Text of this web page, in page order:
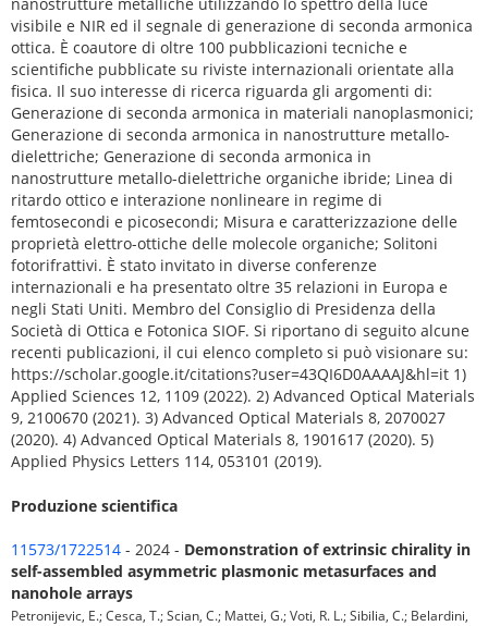
visibile e NIR ed il segnale di generazione di seconda armonica
ottica. È coautore di oltre 100 pubblicazioni tecniche e
scientifiche pubblicate su riviste internazionali orientate alla
fisica. Il suo interesse di ricerca riguarda gli argomenti di:
Generazione di seconda armonica in materiali nanoplasmonici;
Generazione di seconda armonica in nanostrutture metallo-
dielettriche; Generazione di seconda armonica in
nanostrutture metallo-dielettriche organiche ibride; Linea di
ritardo ottico e interazione nonlineare in regime di
femtosecondi e picosecondi; Misura e caratterizzazione delle
proprietà elettro-ottiche delle molecole organiche; Solitoni
fotorifrattivi. È stato invitato in diverse conferenze
internazionali e ha presentato oltre 35 relazioni in Europa e
negli Stati Uniti. Membro del Consiglio di Presidenza della
Società di Ottica e Fotonica SIOF. Si riportano di seguito alcune
recenti publicazioni, il cui elenco completo si può visionare su:
https://scholar.google.it/citations?user=43QI6D0AAAAJ&hl=it 1)
Applied Sciences 12, 1109 (2022). 2) Advanced Optical Materials
9, 2100670 (2021). 3) Advanced Optical Materials 8, 2070027
(2020). 4) Advanced Optical Materials 8, 1901617 (2020). 5)
Applied Physics Letters 114, 053101 (2019).
Produzione scientifica
11573/1722514 - 2024 - Demonstration of extrinsic chirality in
self-assembled asymmetric plasmonic metasurfaces and
nanohole arrays
Petronijevic, E.; Cesca, T.; Scian, C.; Mattei, G.; Voti, R. L.; Sibilia, C.; Belardini,